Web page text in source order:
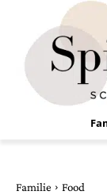
Familie Food